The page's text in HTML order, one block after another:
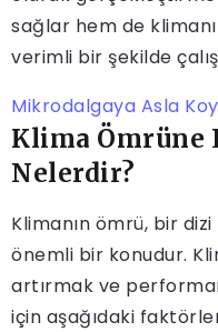
sağlar hem de
verimli bir şekilde
Mikrodalgaya Asla
Klima Ömrüne
Nelerdir?
Klimanın ömrü, bir
önemli bir konudur.
artırmak ve
için aşağıdaki